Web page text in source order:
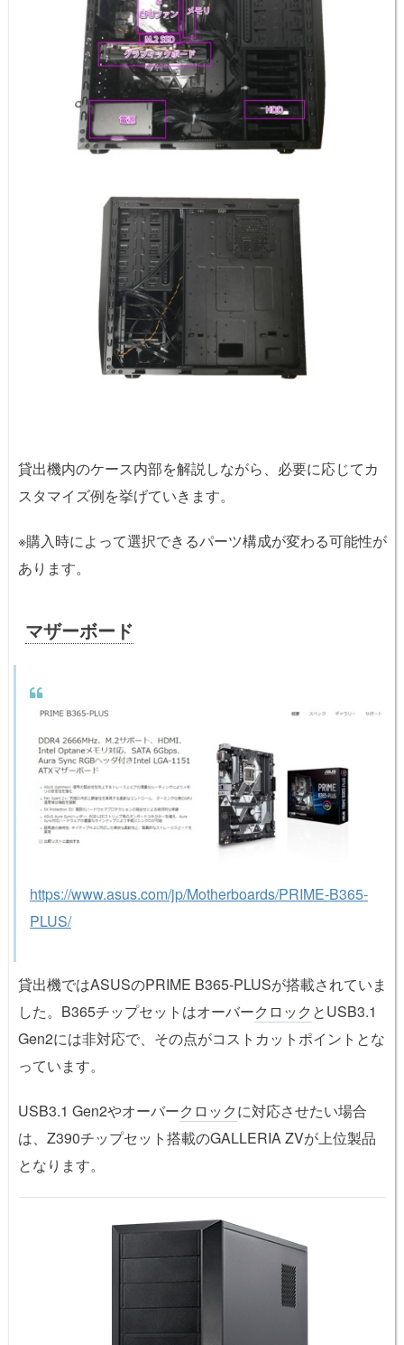
貸出機内のケース内部を解説しながら、必要に応じてカ
スタマイズ例を挙げていきます。
※購入時によって選択できるパーツ構成が変わる可能性が
あります。
マザーボード
https://www.asus.com/jp/Motherboards/PRIME-B365-
PLUS/
貸出機ではASUSのPRIME B365-PLUSが搭載されていま
した。B365チップセットはオーバークロック とUSB3.1
Gen2には非対応で、その点がコストカットポイントとな
っています。
USB3.1 Gen2やオーバークロックに対応させたい場合
は、Z390チップセット搭載のGALLERIA ZVが上位製品
となります。